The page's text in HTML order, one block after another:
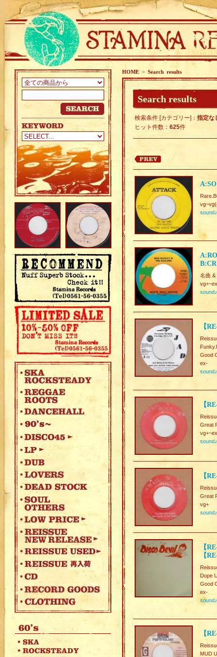
HOME > Search results
Search results
検索条件 [カテゴリー]： 指定な
ヒット件数： 625件
sound♪
名曲 &
sound♪
【
Good
ex-
sound♪
【
Great
sound♪
【
Great
vg+
sound♪
【
【
Dope
Good
ex-
sound♪
【
MUD